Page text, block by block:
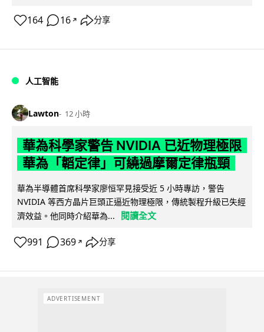
164 16 ↗ 分享
人工智能
Lawton 12 小時
華為科學家警告 NVIDIA 已近物理極限
華為「韜定律」可繞過摩爾定律瓶頸
華為半導體首席科學家廖恒罕見接受近 5 小時專訪，警告
NVIDIA 等西方晶片巨頭正逼近物理極限，傳統製程升級已失經
濟效益。他同時介紹華為...
閱讀全文
991 369 ↗ 分享
ADVERTISEMENT